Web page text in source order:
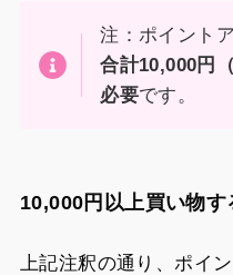
注：ポイント
合計10,000円
必要です。
10,000円以上買い物す
上記注釈の通り、ポイ